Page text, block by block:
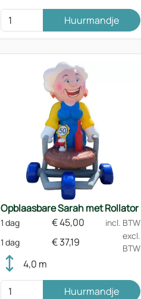
Huurmandje
Opblaasbare Sarah met Rollator
1 dag €45,00
incl. BTW
1 dag
€37,19
excl.
BTW
4,0 m
Huurmandje